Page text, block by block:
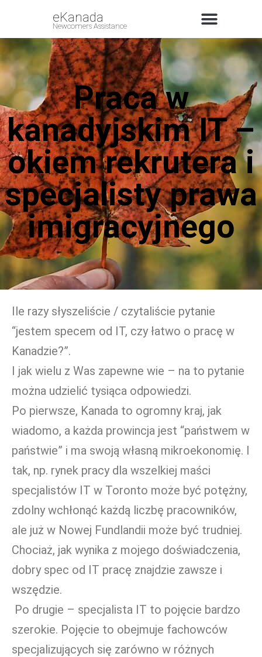
eKanada
Newcomers Assistance
Praca w
kanadyjskim IT –
okiem rekrutera i
specjalisty prawa
imigracyjnego
Ile razy słyszeliście / czytaliście pytanie
“jestem specem od IT, czy łatwo o pracę w
Kanadzie?”.
I jak wielu z Was zapewne wie – na to pytanie
można udzielić tysiąca odpowiedzi.
Po pierwsze, Kanada to ogromny kraj, jak
wiadomo, a każda prowincja jest “państwem w
państwie” i ma swoją własną mikroekonomię. I
tak, np. rynek pracy dla wszelkiej maści
specjalistów IT w Toronto może być potężny,
zdolny wchłonąć każdą liczbę pracowników,
ale już w Nowej Fundlandii może być trudniej.
Chociaż, jak wynika z mojego doświadczenia,
dobry spec od IT pracę znajdzie zawsze i
wszędzie.
Po drugie – specjalista IT to pojęcie bardzo
szerokie. Pojęcie to obejmuje fachowców
specjalizujących się zarówno w różnych